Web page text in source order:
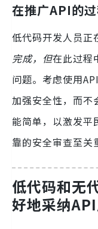
在推广API的
低代码开发人员正
完成，但在此过程
问题。考虑使用
加强安全性，而不
能简单，以激发平
靠的安全审查至关
低代码和无
好地采纳API